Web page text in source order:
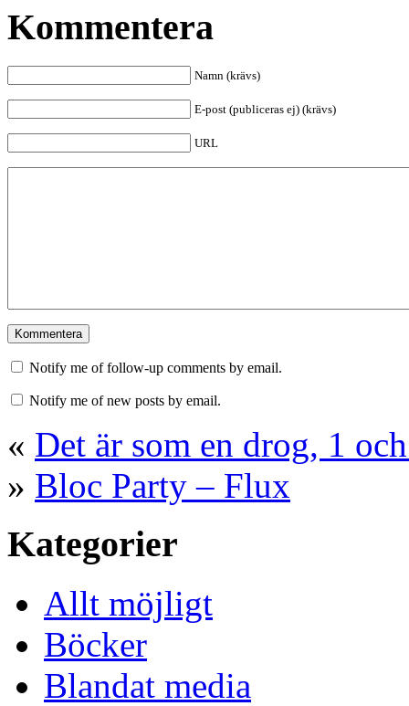
Kommentera
Namn (krävs)
E-post (publiceras ej) (krävs)
URL
Notify me of follow-up comments by email.
Notify me of new posts by email.
« Det är som en drog, 1
» Bloc Party – Flux
Kategorier
Allt möjligt
Böcker
Blandat media